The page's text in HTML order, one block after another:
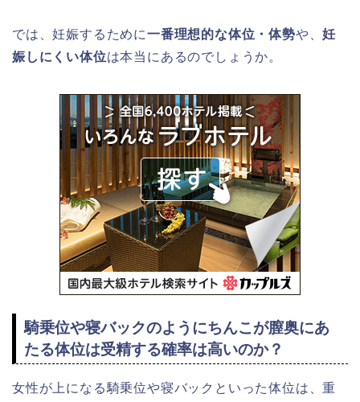
では、妊娠するために一番理想的な体位・体勢や、妊
娠しにくい体位は本当にあるのでしょうか。
騎乗位や寝バックのようにちんこが膣奥にあ
たる体位は受精する確率は高いのか？
女性が上になる騎乗位や寝バックといった体位は、重